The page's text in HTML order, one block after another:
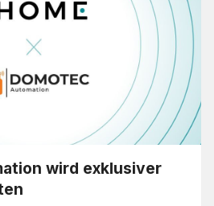
wird exklusiver